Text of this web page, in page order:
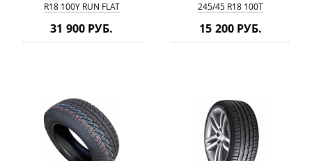
R18 100Y RUN FLAT
31 900 РУБ.
245/45 R18 100T
15 200 РУБ.